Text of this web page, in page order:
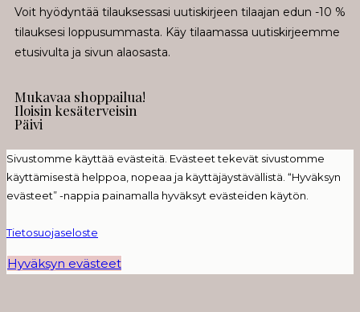
Voit hyödyntää tilauksessasi uutiskirjeen tilaajan edun -10 %
tilauksesi loppusummasta. Käy tilaamassa uutiskirjeemme
etusivulta ja sivun alaosasta.
Mukavaa shoppailua!
Iloisin kesäterveisin
Päivi
Sivustomme käyttää evästeitä. Evästeet tekevät sivustomme
käyttämisestä helppoa, nopeaa ja käyttäjäystävällistä. “Hyväksyn
evästeet” -nappia painamalla hyväksyt evästeiden käytön.
Tietosuojaseloste
Hyväksyn evästeet